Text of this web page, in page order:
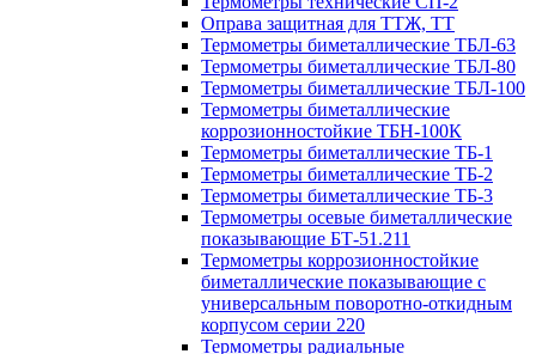
Оправа защитная для ТТЖ, ТТ
Термометры биметаллические ТБЛ-63
Термометры биметаллические ТБЛ-80
Термометры биметаллические ТБЛ-100
Термометры биметаллические
коррозионностойкие ТБН-100К
Термометры биметаллические ТБ-1
Термометры биметаллические ТБ-2
Термометры биметаллические ТБ-3
Термометры осевые биметаллические
показывающие БТ-51.211
Термометры коррозионностойкие
биметаллические показывающие с
универсальным поворотно-откидным
корпусом серии 220
Термометры радиальные